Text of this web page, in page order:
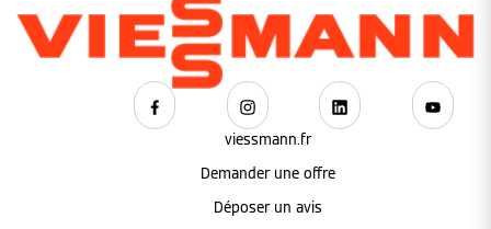
viessmann.fr
Demander une offre
Déposer un avis